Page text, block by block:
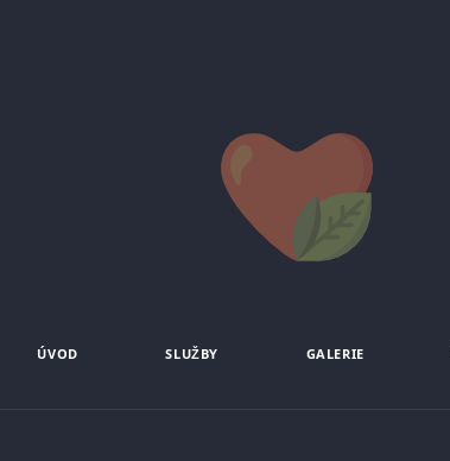
ÚVOD SLUŽBY GALERIE